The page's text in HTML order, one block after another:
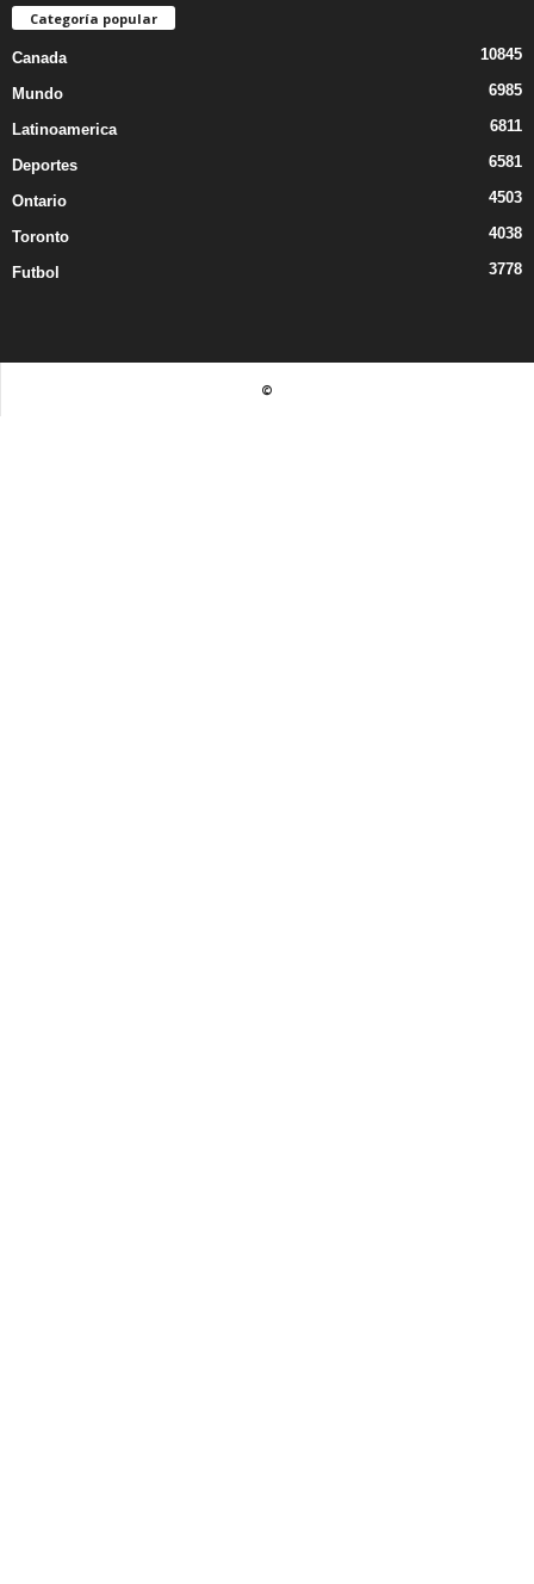
Categoría popular
Canada 10845
Mundo 6985
Latinoamerica 6811
Deportes 6581
Ontario 4503
Toronto 4038
Futbol 3778
©